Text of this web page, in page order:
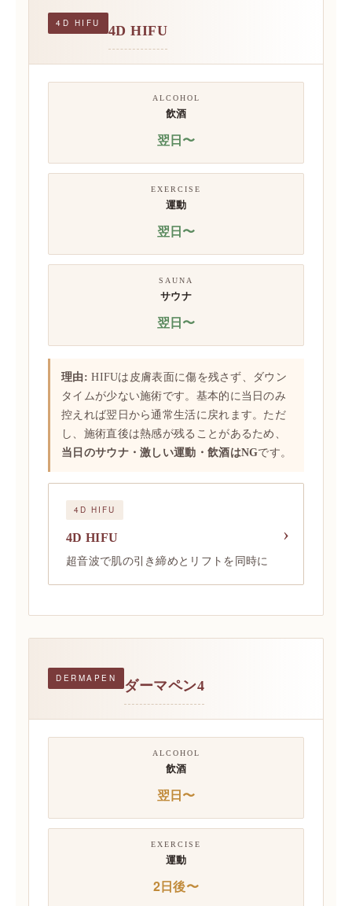
4D HIFU 4D HIFU
ALCOHOL
飲酒
翌日〜
EXERCISE
運動
翌日〜
SAUNA
サウナ
翌日〜
理由: HIFUは皮膚表面に傷を残さず、ダウン
タイムが少ない施術です。基本的に当日のみ
控えれば翌日から通常生活に戻れます。ただ
し、施術直後は熱感が残ることがあるため、
当日のサウナ・激しい運動・飲酒はNGです。
4D HIFU
4D HIFU
超音波で肌の引き締めとリフトを同時に
DERMAPEN ダーマペン4
ALCOHOL
飲酒
翌日〜
EXERCISE
運動
2日後〜